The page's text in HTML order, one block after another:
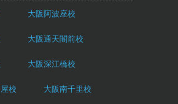
大阪阿波座校
大阪通天閣前校
大阪深江橋校
校 大阪南千里校